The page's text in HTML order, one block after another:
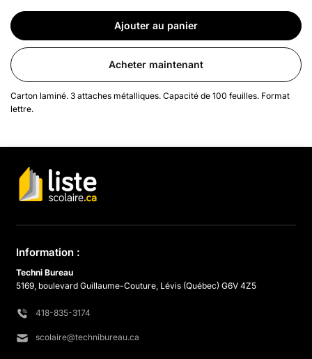
Ajouter au panier
Acheter maintenant
Carton laminé. 3 attaches métalliques. Capacité de 100 feuilles. Format
lettre.
Information :
Techni Bureau
5169, boulevard Guillaume-Couture, Lévis (Québec) G6V 4Z5
418-835-3174
scolaire@technibureau.ca